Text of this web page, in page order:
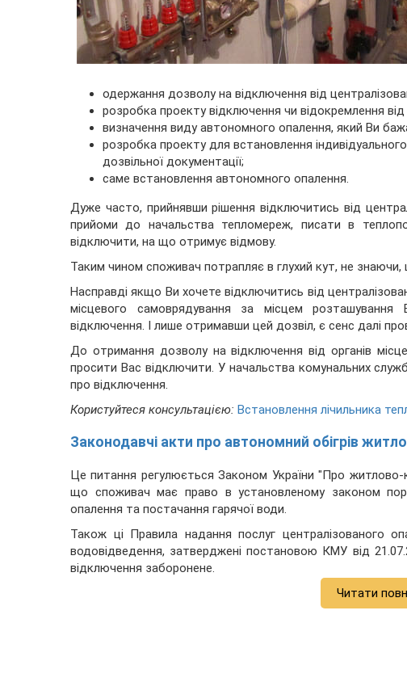
одержання дозволу на відключення від
розробка проекту відключення чи відокремлення
визначення виду автономного опалення, який Ви
розробка проекту для встановлення
дозвільної документації;
саме встановлення автономного опалення.
Дуже часто, прийнявши рішення відключитись від
прийоми до начальства тепломереж, писати в
відключити, на що отримує відмову.
Таким чином споживач потрапляє в глухий кут, не знаючи,
Насправді якщо Ви хочете відключитись від
місцевого самоврядування за місцем
відключення. І лише отримавши цей дозвіл, є сенс далі
До отримання дозволу на відключення від органів
просити Вас відключити. У начальства комунальних
про відключення.
Користуйтеся консультацією: Встановлення лічильника
Законодавчі акти про автономний обігрів
Це питання регулюється Законом України "Про житлово-
що споживач має право в установленому законом
опалення та постачання гарячої води.
Також ці Правила надання послуг централізованого
водовідведення, затверджені постановою КМУ від
відключення заборонене.
Читати